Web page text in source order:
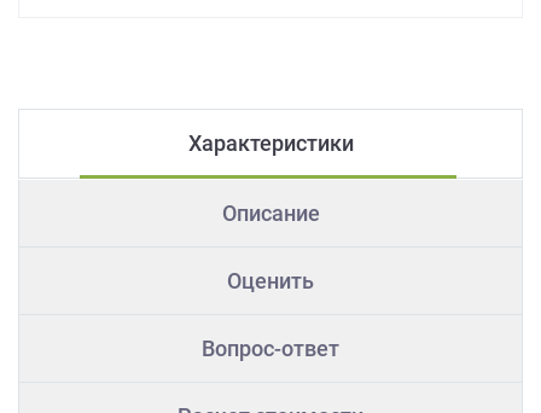
Характеристики
Описание
Оценить
Вопрос-ответ